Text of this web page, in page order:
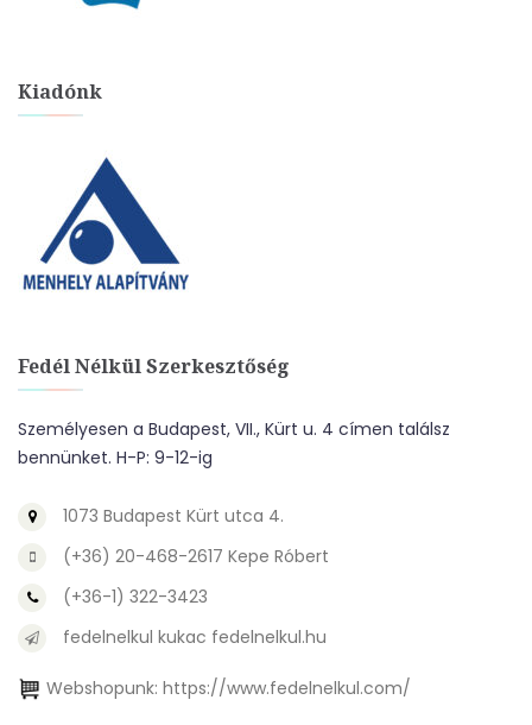
Kiadónk
Fedél Nélkül Szerkesztőség
Személyesen a Budapest, VII., Kürt u. 4 címen találsz
bennünket. H-P: 9-12-ig
1073 Budapest Kürt utca 4.
(+36) 20-468-2617 Kepe Róbert
(+36-1) 322-3423
fedelnelkul kukac fedelnelkul.hu
Webshopunk: https://www.fedelnelkul.com/